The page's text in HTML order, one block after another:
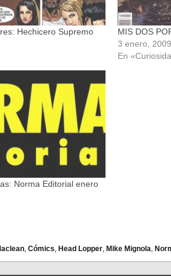
Hechicero Supremo
MIS DOS
3 enero, 2009
En
Norma Editorial enero
, Cómics, Head Lopper, Mike Mignola,